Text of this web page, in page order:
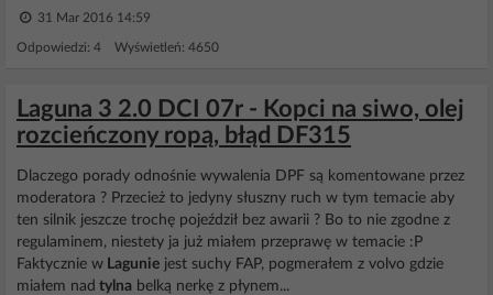
31 Mar 2016 14:59
Odpowiedzi: 4 Wyświetleń: 4650
Laguna 3 2.0 DCI 07r - Kopci na siwo, olej
rozcieńczony ropą, błąd DF315
Dlaczego porady odnośnie wywalenia DPF są komentowane przez
moderatora ? Przecież to jedyny słuszny ruch w tym temacie aby
ten silnik jeszcze trochę pojeździł bez awarii ? Bo to nie zgodne z
regulaminem, niestety ja już miałem przeprawę w temacie :P
Faktycznie w Lagunie jest suchy FAP, pogmerałem z volvo gdzie
miałem nad tylna belką nerkę z płynem...